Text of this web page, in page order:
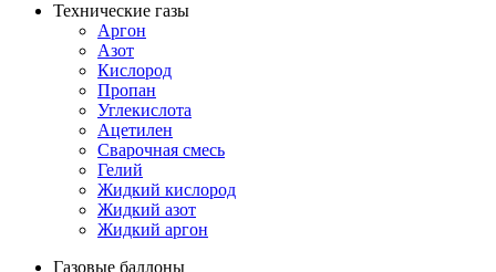
Технические газы
Аргон
Азот
Кислород
Пропан
Углекислота
Ацетилен
Сварочная смесь
Гелий
Жидкий кислород
Жидкий азот
Жидкий аргон
Газовые баллоны